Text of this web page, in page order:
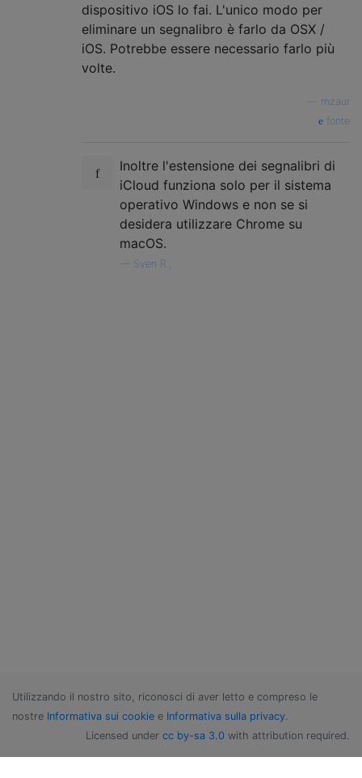
dispositivo iOS lo fai. L'unico modo per
eliminare un segnalibro è farlo da OSX /
iOS. Potrebbe essere necessario farlo più
volte.
mzaur
fonte
Inoltre l'estensione dei segnalibri di
iCloud funziona solo per il sistema
operativo Windows e non se si
desidera utilizzare Chrome su
macOS.
Sven R.,
Utilizzando il nostro sito, riconosci di aver letto e compreso le
nostre Informativa sui cookie e Informativa sulla privacy.
Licensed under cc by-sa 3.0 with attribution required.